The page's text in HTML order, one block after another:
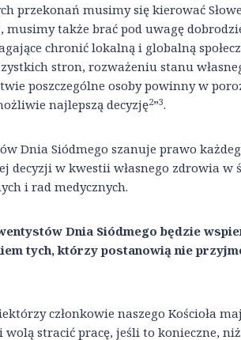
przekonań musimy się kierować
musimy także brać pod uwagę
chronić lokalną i globalną
stron, rozważeniu stanu
poszczególne osoby powinny w
najlepszą decyzję2”3.
Dnia Siódmego szanuje prawo
decyzji w kwestii własnego zdrowia w
i rad medycznych.
Dnia Siódmego będzie
tych, którzy postanowią nie
członkowie naszego Kościoła
wolą stracić pracę, jeśli to konieczne,